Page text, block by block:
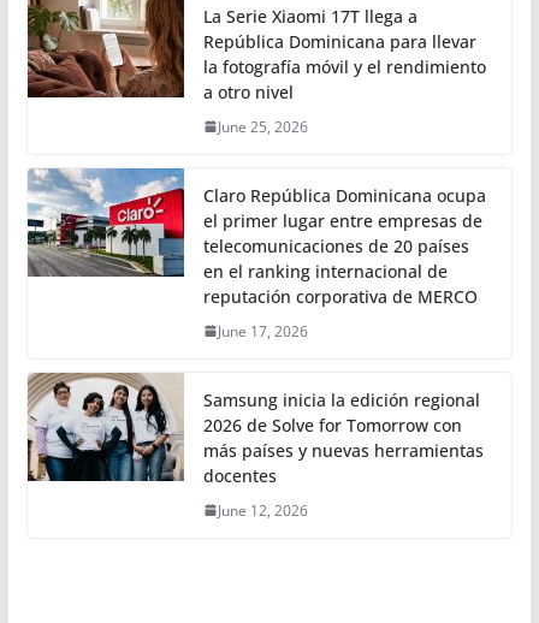
La Serie Xiaomi 17T llega a
República Dominicana para llevar
la fotografía móvil y el rendimiento
a otro nivel
June 25, 2026
Claro República Dominicana ocupa
el primer lugar entre empresas de
telecomunicaciones de 20 países
en el ranking internacional de
reputación corporativa de MERCO
June 17, 2026
Samsung inicia la edición regional
2026 de Solve for Tomorrow con
más países y nuevas herramientas
docentes
June 12, 2026